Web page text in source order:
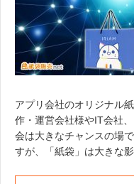
アプリ会社のオリジナル
作・運営会社様やIT会社
会は大きなチャンスの場
すが、「紙袋」は大きな